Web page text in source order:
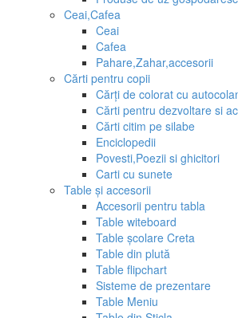
Ceai,Cafea
Ceai
Cafea
Pahare,Zahar,accesorii
Cărti pentru copii
Cărți de colorat cu
Сărti pentru dezvoltare si
Cărti citim pe silabe
Enciclopedii
Povesti,Poezii si ghicitori
Carti cu sunete
Table și accesorii
Accesorii pentru tabla
Table witeboard
Table școlare Creta
Table din plută
Table flipchart
Sisteme de prezentare
Table Meniu